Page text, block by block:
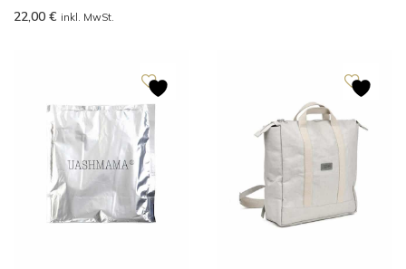
22,00 € inkl. MwSt.